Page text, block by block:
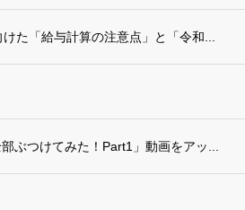
た「給与計算の注意点」と「令和...
ぶつけてみた！Part1」動画をアッ...